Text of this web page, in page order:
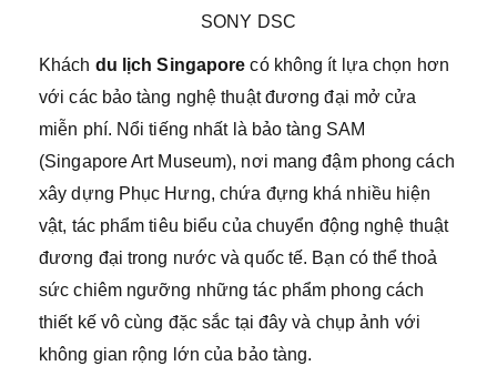
SONY DSC
Khách du lịch Singapore có không ít lựa chọn hơn
với các bảo tàng nghệ thuật đương đại mở cửa
miễn phí. Nổi tiếng nhất là bảo tàng SAM
(Singapore Art Museum), nơi mang đậm phong cách
xây dựng Phục Hưng, chứa đựng khá nhiều hiện
vật, tác phẩm tiêu biểu của chuyển động nghệ thuật
đương đại trong nước và quốc tế. Bạn có thể thoả
sức chiêm ngưỡng những tác phẩm phong cách
thiết kế vô cùng đặc sắc tại đây và chụp ảnh với
không gian rộng lớn của bảo tàng.